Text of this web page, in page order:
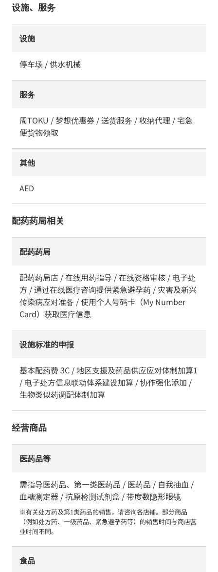
设施、服务
设施
停车场 / 供水机械
服务
周TOKU / 梦想优惠券 / 送货服务 / 收纳代理 / 宅急
便货物领取
其他
AED
配药药局相关
配药药局
配药药局店 / 在线用药指导 / 在线资格审核 / 电子处
方 / 通过在线医疗咨询提供紧急避孕药 / 灾害及新兴
传染病应对准备 / 使用个人号码卡（My Number
Card）获取医疗信息
设施标准的申报
基本配药费 3C / 地区支援及药品供应应对体制加算1
/ 电子处方信息联动体系建设加算 / 协作强化添加 /
生物类似药调配体制加算
经营商品
医药品等
需指导医药品、第一类医药品 / 医药品 / 自我抽血 /
血糖测定器 / 抗原检测试剂盒 / 带度数隐形眼镜
※有关处方药及第1类药品的销售，请咨询各店铺。部分商品
（例如处方药、一级药品、紧急避孕药等）的销售时间与商店营
业时间不同。
食品